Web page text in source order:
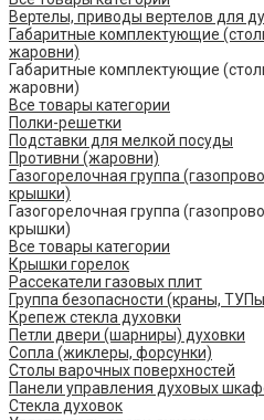
Вертелы, приводы вертелов для
Габаритные комплектующие
жаровни)
Габаритные комплектующие
жаровни)
Все товары категории
Полки-решетки
Подставки для мелкой посуды
Противни (жаровни)
Газогорелочная группа
крышки)
Газогорелочная группа
крышки)
Все товары категории
Крышки горелок
Рассекатели газовых плит
Группа безопасности (краны,
Крепеж стекла духовки
Петли двери (шарниры) духовки
Сопла (жиклеры, форсунки)
Столы варочных поверхностей
Панели управления духовых
Стекла духовок